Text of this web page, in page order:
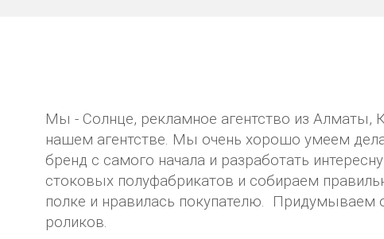
Мы - Солнце, рекламное агентство из Алматы,
нашем агентстве. Мы очень хорошо умеем
бренд с самого начала и разработать
стоковых полуфабрикатов и собираем
полке и нравилась покупателю. Придумываем
роликов.